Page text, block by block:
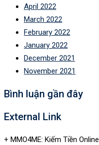
April 2022
March 2022
February 2022
January 2022
December 2021
November 2021
Bình luận gần đây
External Link
+ MMO4ME: Kiếm Tiền Online